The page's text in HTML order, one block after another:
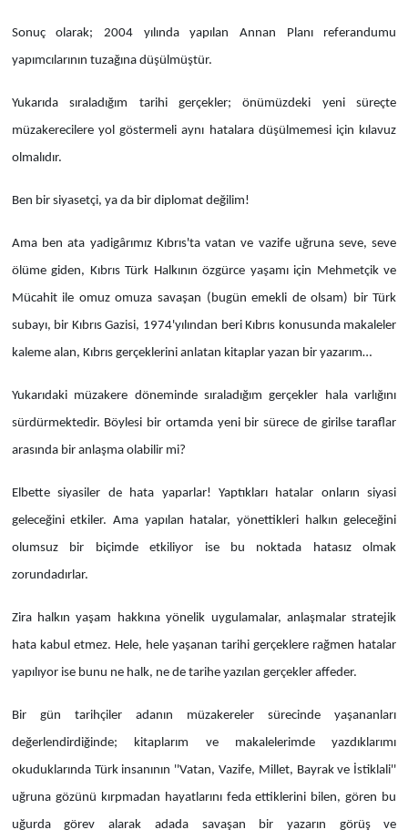
Sonuç olarak; 2004 yılında yapılan Annan Planı referandumu
yapımcılarının tuzağına düşülmüştür.
Yukarıda sıraladığım tarihi gerçekler; önümüzdeki yeni süreçte
müzakerecilere yol göstermeli aynı hatalara düşülmemesi için kılavuz
olmalıdır.
Ben bir siyasetçi, ya da bir diplomat değilim!
Ama ben ata yadigârımız Kıbrıs'ta vatan ve vazife uğruna seve, seve
ölüme giden, Kıbrıs Türk Halkının özgürce yaşamı için Mehmetçik ve
Mücahit ile omuz omuza savaşan (bugün emekli de olsam) bir Türk
subayı, bir Kıbrıs Gazisi, 1974'yılından beri Kıbrıs konusunda makaleler
kaleme alan, Kıbrıs gerçeklerini anlatan kitaplar yazan bir yazarım…
Yukarıdaki müzakere döneminde sıraladığım gerçekler hala varlığını
sürdürmektedir. Böylesi bir ortamda yeni bir sürece de girilse taraflar
arasında bir anlaşma olabilir mi?
Elbette siyasiler de hata yaparlar! Yaptıkları hatalar onların siyasi
geleceğini etkiler. Ama yapılan hatalar, yönettikleri halkın geleceğini
olumsuz bir biçimde etkiliyor ise bu noktada hatasız olmak
zorundadırlar.
Zira halkın yaşam hakkına yönelik uygulamalar, anlaşmalar stratejik
hata kabul etmez. Hele, hele yaşanan tarihi gerçeklere rağmen hatalar
yapılıyor ise bunu ne halk, ne de tarihe yazılan gerçekler affeder.
Bir gün tarihçiler adanın müzakereler sürecinde yaşananları
değerlendirdiğinde; kitaplarım ve makalelerimde yazdıklarımı
okuduklarında Türk insanının ''Vatan, Vazife, Millet, Bayrak ve İstiklali''
uğruna gözünü kırpmadan hayatlarını feda ettiklerini bilen, gören bu
uğurda görev alarak adada savaşan bir yazarın görüş ve